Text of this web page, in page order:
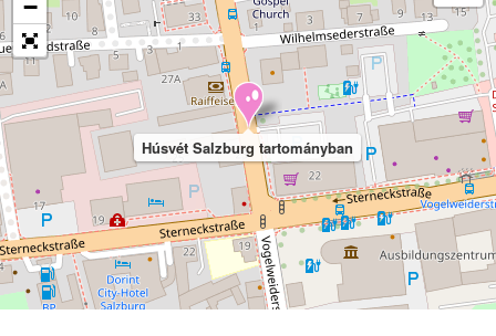
Húsvét Salzburg tartományban
−